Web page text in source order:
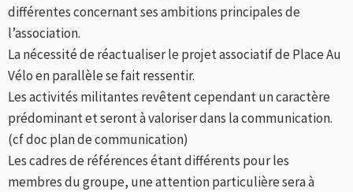
différentes concernant ses ambitions principales de
l’association.
La nécessité de réactualiser le projet associatif de Place Au
Vélo en parallèle se fait ressentir.
Les activités militantes revêtent cependant un caractère
prédominant et seront à valoriser dans la communication.
(cf doc plan de communication)
Les cadres de références étant différents pour les
membres du groupe, une attention particulière sera à